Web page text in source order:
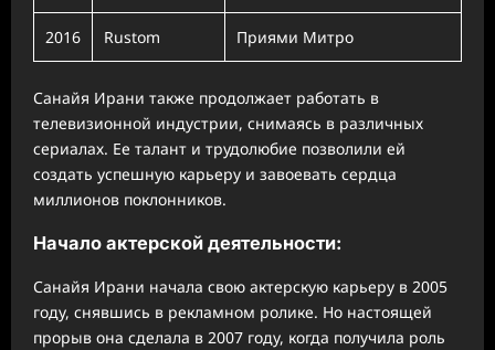
2016 Rustom Приями Митро
Санайя Ирани также продолжает работать в
телевизионной индустрии, снимаясь в различных
сериалах. Ее талант и трудолюбие позволили ей
создать успешную карьеру и завоевать сердца
миллионов поклонников.
Начало актерской деятельности:
Санайя Ирани начала свою актерскую карьеру в 2005
году, снявшись в рекламном ролике. Но настоящей
прорыв она сделала в 2007 году, когда получила роль